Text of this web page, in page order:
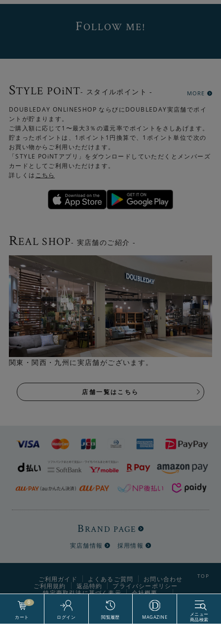
2色3サイズご用意
サイズは「130×190cm」「190×190cm」
「190×240cm」をご用意しています。
各サイズ、インテリアに馴染む2色から選べます
▼グレー
▼ペールブルー
FOLLOW ME!
STYLE POiNT- スタイルポイント - MORE
DOUBLEDAY ONLINESHOP ならびにDOUBLEDAY実店舗でポイ
ントが貯まります。
ご購入額に応じて1〜最大3％の還元率でポイントをさしあげます。
貯まったポイントは、1ポイント1円換算で、1ポイント単位で次の
お買い物からご利用いただけます。
「STYLE POiNTアプリ」をダウンロードしていただくとメンバーズ
カードとしてご利用いただけます。
詳しくは こちら
REAL SHOP- 実店舗のご紹介 -
関東・関西・九州に実店舗がございます。
店舗一覧はこちら
BRAND PAGE
実店舗情報 採用情報
0
ご利用ガイド よくあるご質問
お問い合わせ
ご利用規約
返品特約
プライバシーポリシー
特定商取引法に基づく表示
会社概要
World Style Labels CO., Ltd. All Right Reserved.